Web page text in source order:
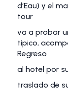
d‘Eau) y el
tour
va a probar
típico,
Regreso
al hotel por
traslado de